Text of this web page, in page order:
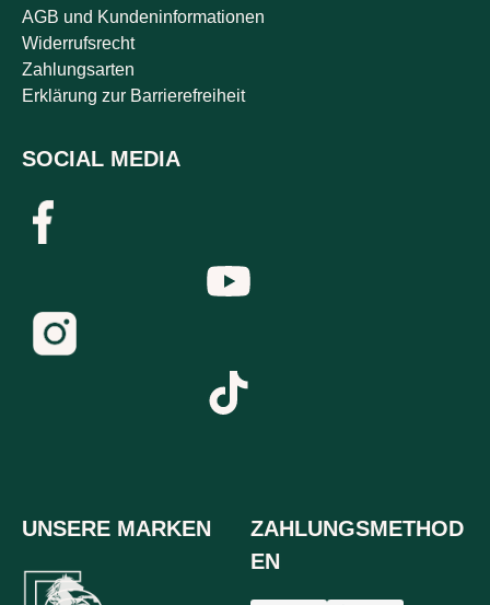
AGB und Kundeninformationen
Widerrufsrecht
Zahlungsarten
Erklärung zur Barrierefreiheit
SOCIAL MEDIA
UNSERE MARKEN
ZAHLUNGSMETHOD
EN